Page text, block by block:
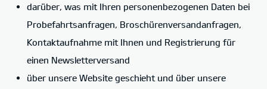
darüber, was mit Ihren personenbezogenen Daten bei
Probefahrtsanfragen, Broschürenversandanfragen,
Kontaktaufnahme mit Ihnen und Registrierung für
einen Newsletterversand
über unsere Website geschieht und über unsere